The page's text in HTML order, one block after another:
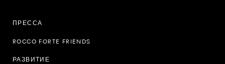
ПРЕССА
ROCCO FORTE FRIENDS
РАЗВИТИЕ